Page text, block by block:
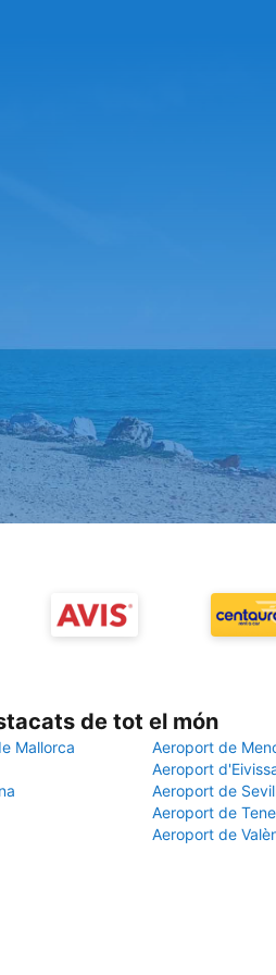
de tot el món
Mallorca
Aeroport de
Aeroport
Aeroport de
Aeroport de
Aeroport de